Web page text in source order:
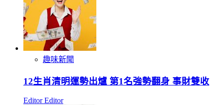
趣味新聞
12生肖清明運勢出爐 第1名強勢翻身 事財雙收
Editor Editor